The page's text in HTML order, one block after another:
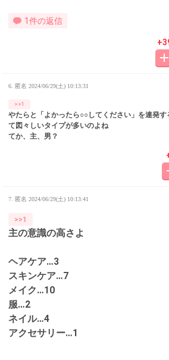
1件の返信
6. 匿名 2024/06/29(土) 10:13:31
>>1
やたらと「よかったら○○してください」を連発す
て図々しいタイプが多いのよね
てか、主、男？
7. 匿名 2024/06/29(土) 10:13:41
>>1
主の意識の高さよ
ヘアケア…3
スキンケア…7
メイク…10
服…2
ネイル…4
アクセサリー…1